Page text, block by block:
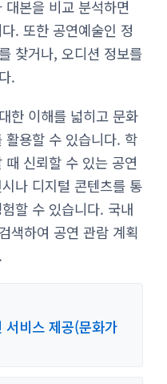
본을 비교 분석하면
. 또한 공연예술인 정
찾거나, 오디션 정보를
.
한 이해를 넓히고 문화
활용할 수 있습니다. 학
신뢰할 수 있는 공연
나 디지털 콘텐츠를 통
할 수 있습니다. 국내
색하여 공연 관람 계획
서비스 제공(문화가